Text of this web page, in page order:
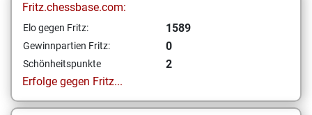
Fritz.chessbase.com:
Elo gegen Fritz: 1589
Gewinnpartien Fritz: 0
Schönheitspunkte
2
Erfolge gegen Fritz...